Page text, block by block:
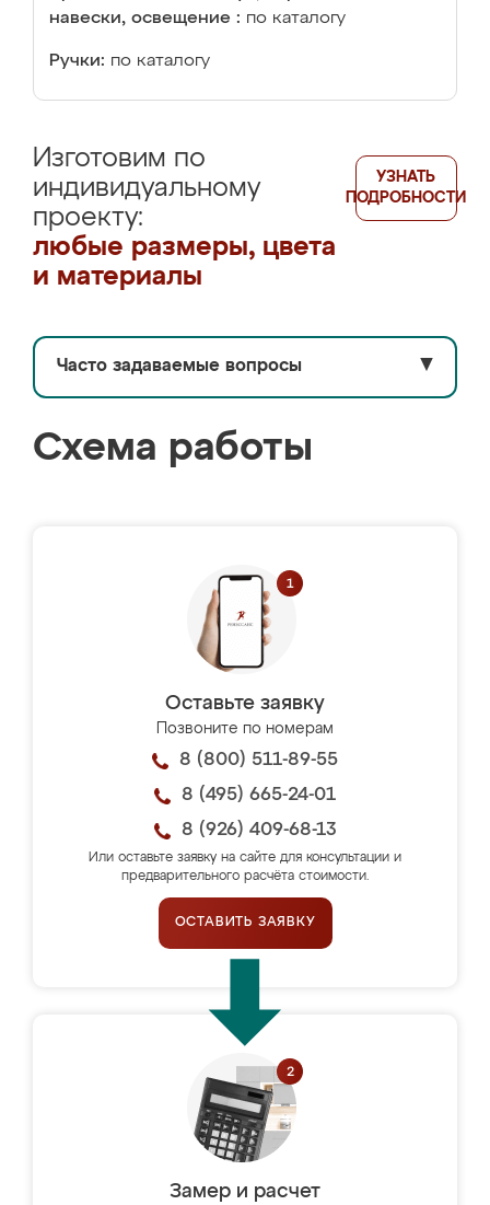
навески, освещение : по каталогу
Ручки: по каталогу
Изготовим по
индивидуальному
проекту:
любые размеры, цвета
и материалы
УЗНАТЬ
ПОДРОБНОСТИ
Часто задаваемые вопросы ▼
Схема работы
Оставьте заявку
Позвоните по номерам
8 (800) 511-89-55
8 (495) 665-24-01
8 (926) 409-68-13
Или оставьте заявку на сайте для консультации и
предварительного расчёта стоимости.
ОСТАВИТЬ ЗАЯВКУ
Замер и расчет